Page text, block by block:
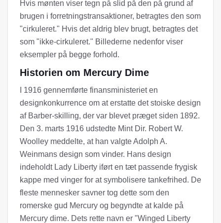
Hvis mønten viser tegn på slid på den på grund af
brugen i forretningstransaktioner, betragtes den som
"cirkuleret." Hvis det aldrig blev brugt, betragtes det
som "ikke-cirkuleret." Billederne nedenfor viser
eksempler på begge forhold.
Historien om Mercury Dime
I 1916 gennemførte finansministeriet en
designkonkurrence om at erstatte det stoiske design
af Barber-skilling, der var blevet præget siden 1892.
Den 3. marts 1916 udstedte Mint Dir. Robert W.
Woolley meddelte, at han valgte Adolph A.
Weinmans design som vinder. Hans design
indeholdt Lady Liberty iført en tæt passende frygisk
kappe med vinger for at symbolisere tankefrihed. De
fleste mennesker savner tog dette som den
romerske gud Mercury og begyndte at kalde på
Mercury dime. Dets rette navn er "Winged Liberty